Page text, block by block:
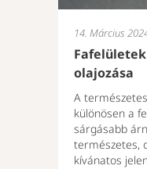
14. Március
olajozása
A
különösen a
sárgásabb
természetes,
kívánatos